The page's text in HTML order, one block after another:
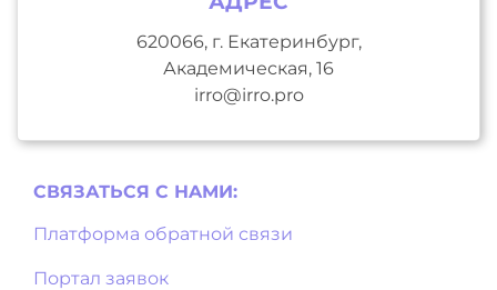
620066, г. Екатеринбург,
Академическая, 16
irro@irro.pro
СВЯЗАТЬСЯ С НAМИ:
Платформа обратной связи
Портал заявок